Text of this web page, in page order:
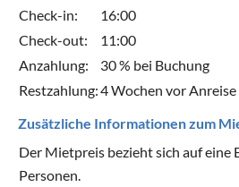
Check-in:
16:00
Check-out:
11:00
Anzahlung:
30 % bei Buchung
Restzahlung:4 Wochen vor Anreise
Zusätzliche Informationen zum
Der Mietpreis bezieht sich auf eine
Personen.